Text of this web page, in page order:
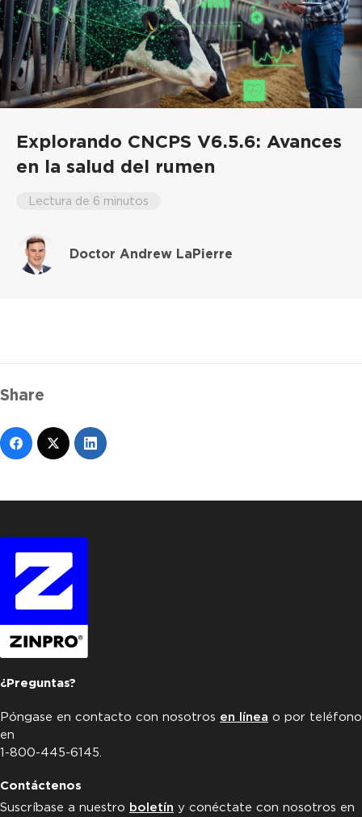
Explorando CNCPS V6.5.6: Avances
en la salud del rumen
Lectura de 6 minutos
Doctor Andrew LaPierre
Share
¿Preguntas?
Póngase en contacto con nosotros en línea o por teléfono
en
1-800-445-6145.
Contáctenos
Suscríbase a nuestro boletín y conéctate con nosotros en